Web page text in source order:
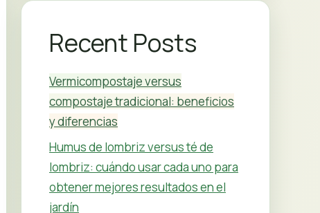
Recent Posts
Vermicompostaje versus
compostaje tradicional: beneficios
y diferencias
Humus de lombriz versus té de
lombriz: cuándo usar cada uno para
obtener mejores resultados en el
jardín